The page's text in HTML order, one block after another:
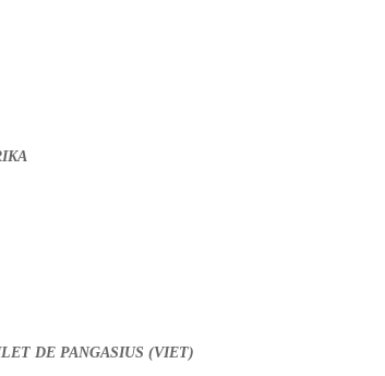
DE PANGASIUS (VIET)